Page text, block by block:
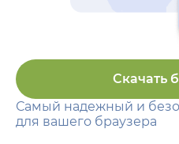
Скачать
Самый надежный и
для вашего браузера